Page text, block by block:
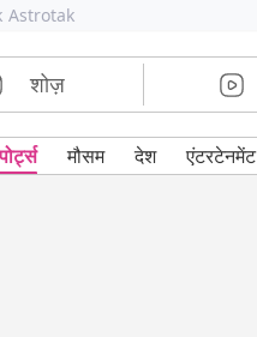
Astrotak
शोज़
मौसम देश एंटरटेनमेंट